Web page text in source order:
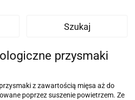
Szukaj
przysmaki
z zawartością mięsa aż do
poprzez suszenie powietrzem. Ze